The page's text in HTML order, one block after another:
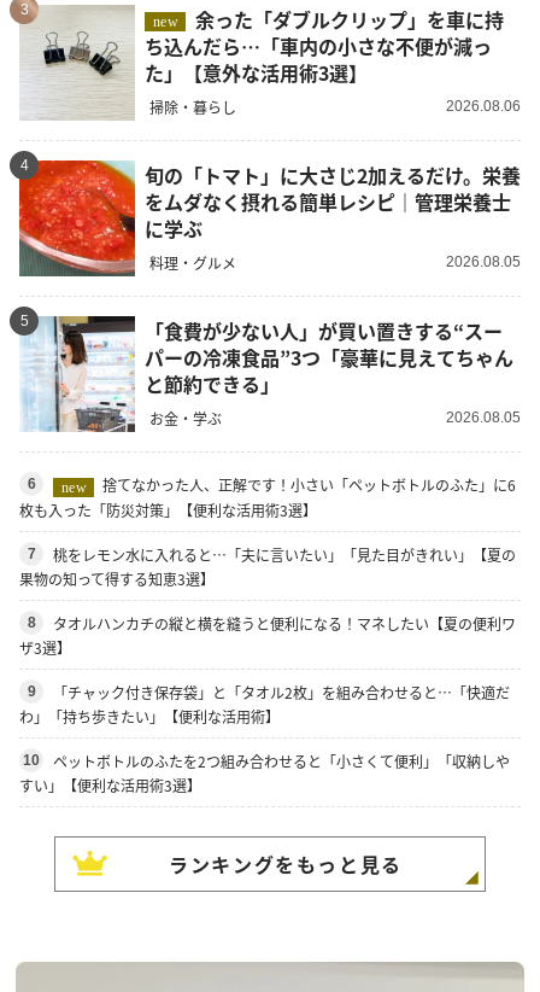
3
new
余った「ダブルクリップ」を車に持
ち込んだら…「車内の小さな不便が減っ
た」【意外な活用術3選】
掃除・暮らし 2026.08.06
4
旬の「トマト」に大さじ2加えるだけ。栄養
をムダなく摂れる簡単レシピ｜管理栄養士
に学ぶ
料理・グルメ 2026.08.05
5
「食費が少ない人」が買い置きする“スー
パーの冷凍食品”3つ「豪華に見えてちゃん
と節約できる」
お金・学ぶ 2026.08.05
6 new
捨てなかった人、正解です！小さい「ペットボトルのふた」に6
枚も入った「防災対策」【便利な活用術3選】
7
桃をレモン水に入れると…「夫に言いたい」「見た目がきれい」【夏の
果物の知って得する知恵3選】
8
タオルハンカチの縦と横を縫うと便利になる！マネしたい【夏の便利ワ
ザ3選】
9
「チャック付き保存袋」と「タオル2枚」を組み合わせると…「快適だ
わ」「持ち歩きたい」【便利な活用術】
10
ペットボトルのふたを2つ組み合わせると「小さくて便利」「収納しや
すい」【便利な活用術3選】
ランキングをもっと見る